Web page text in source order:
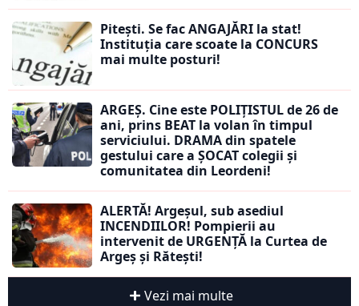
Pitești. Se fac ANGAJĂRI la stat!
Instituția care scoate la CONCURS
mai multe posturi!
ARGEȘ. Cine este POLIȚISTUL de 26 de
ani, prins BEAT la volan în timpul
serviciului. DRAMA din spatele
gestului care a ȘOCAT colegii și
comunitatea din Leordeni!
ALERTĂ! Argeșul, sub asediul
INCENDIILOR! Pompierii au
intervenit de URGENȚĂ la Curtea de
Argeș și Rătești!
Vezi mai multe